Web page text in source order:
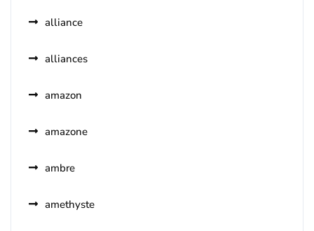
alliance
alliances
amazon
amazone
ambre
amethyste